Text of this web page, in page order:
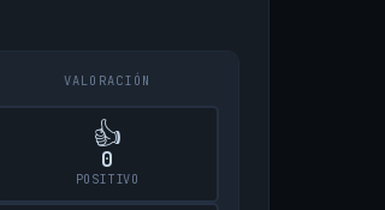
VALORACIÓN
👍
0
POSITIVO